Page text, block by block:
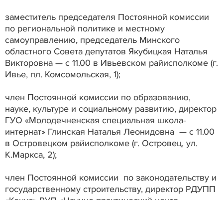
заместитель председателя Постоянной комиссии
по региональной политике и местному
самоуправлению, председатель Минского
областного Совета депутатов Якубицкая Наталья
Викторовна — с 11.00 в Ивьевском райисполкоме (г.
Ивье, пл. Комсомольская, 1);
член Постоянной комиссии по образованию,
науке, культуре и социальному развитию, директор
ГУО «Молодечненская специальная школа-
интернат» Глинская Наталья Леонидовна — с 11.00
в Островецком райисполкоме (г. Островец, ул.
К.Маркса, 2);
член Постоянной комиссии по законодательству и
государственному строительству, директор РДУПП